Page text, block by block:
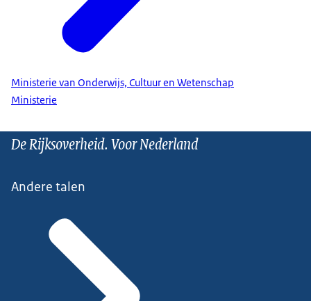
Ministerie van Onderwijs, Cultuur en Wetenschap
Ministerie
De Rijksoverheid. Voor Nederland
Andere talen